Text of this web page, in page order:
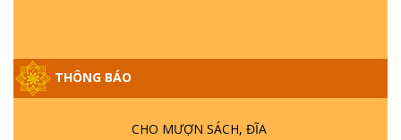
THÔNG BÁO
CHO MƯỢN SÁCH, ĐĨA
GIẢI ĐÁP ĐẶC BIỆT P25 - SUỐT 49 NĂM
PHẬT KHÔNG NÓI? HỘI LONG HOA LÀ
HỘI GÌ? TỬ VÌ ĐẠO